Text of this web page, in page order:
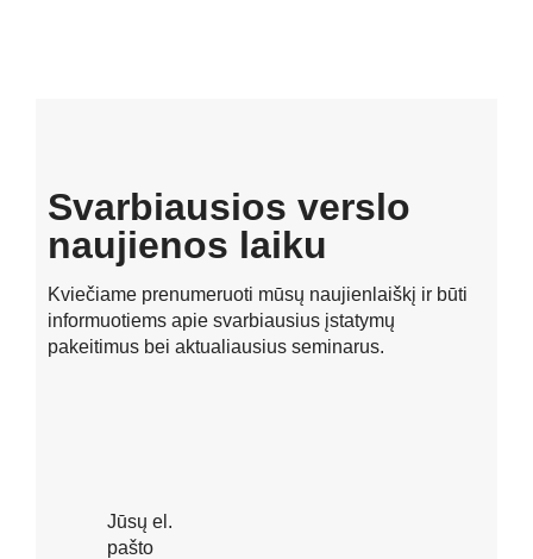
Svarbiausios verslo
naujienos laiku
Kviečiame prenumeruoti mūsų naujienlaiškį ir būti
informuotiems apie svarbiausius įstatymų
pakeitimus bei aktualiausius seminarus.
Jūsų el.
pašto